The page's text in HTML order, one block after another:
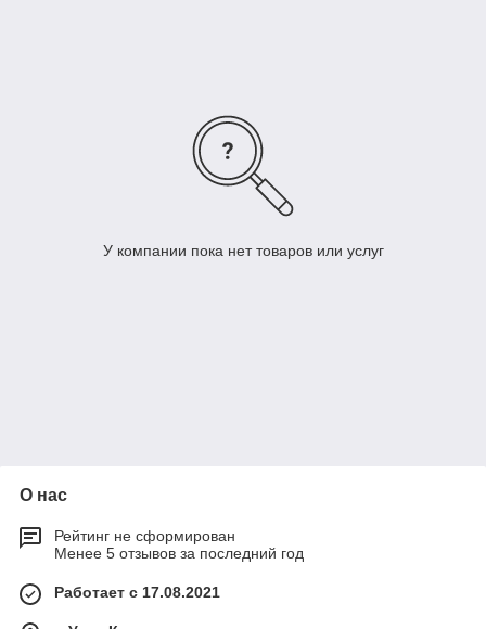
У компании пока нет товаров или услуг
О нас
Рейтинг не сформирован
Менее 5 отзывов за последний год
Работает с 17.08.2021